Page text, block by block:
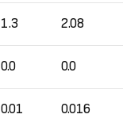
1.3 2.08
0.0 0.0
0.01 0.016